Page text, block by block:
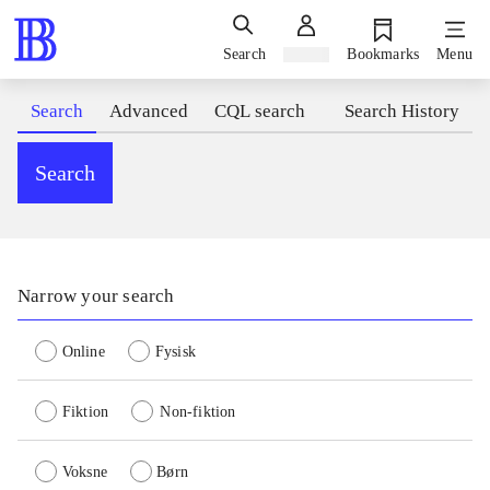
Search Bookmarks Menu
Search Advanced CQL search Search History
Search
Narrow your search
Online Fysisk
Fiktion Non-fiktion
Voksne Børn